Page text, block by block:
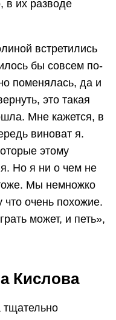
в их разводе
встретились
бы совсем по-
поменялась, да и
это такая
Мне кажется, в
виноват я.
этому
Но я ни о чем не
Мы немножко
что очень похожие.
может, и петь»,
Кислова
тщательно